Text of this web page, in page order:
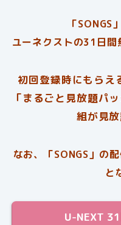
「SONGS
ユーネクストの31日間
初回登録時にもらえ
「まるごと見放題パ
組が見放
なお、「SONGS」の
と
U-NEXT